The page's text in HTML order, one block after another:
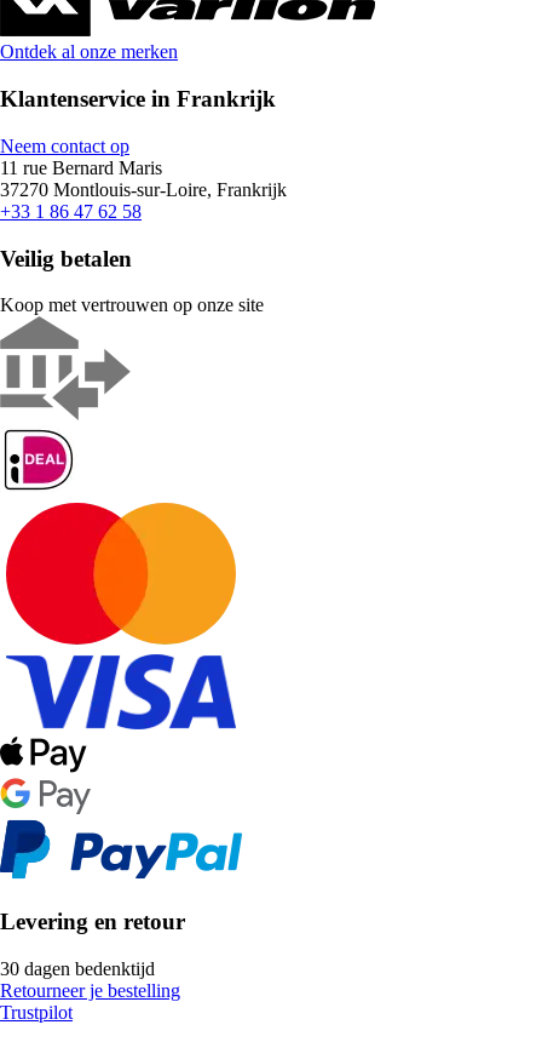
Ontdek al onze merken
Klantenservice in Frankrijk
Neem contact op
11 rue Bernard Maris
37270 Montlouis-sur-Loire, Frankrijk
+33 1 86 47 62 58
Veilig betalen
Koop met vertrouwen op onze site
Levering en retour
30 dagen bedenktijd
Retourneer je bestelling
Trustpilot